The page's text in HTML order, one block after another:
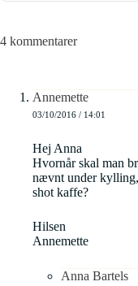
4 kommentarer
Annemette
03/10/2016 / 14:01
Hej Anna
Hvornår skal man
nævnt under
shot kaffe?
Hilsen
Annemette
Anna Bartels